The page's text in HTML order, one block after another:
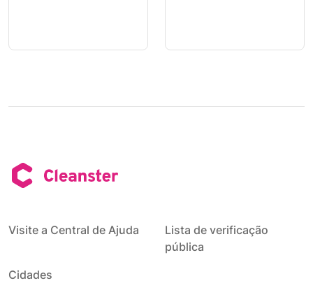
Visite a Central de Ajuda
Lista de verificação
pública
Cidades